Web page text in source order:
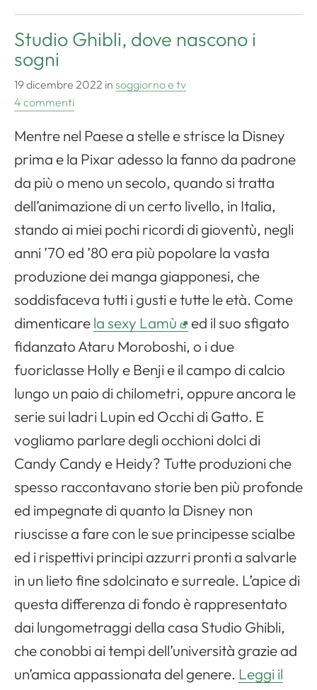
Studio Ghibli, dove nascono i
sogni
19 dicembre 2022 in soggiorno e tv
4 commenti
Mentre nel Paese a stelle e strisce la Disney
prima e la Pixar adesso la fanno da padrone
da più o meno un secolo, quando si tratta
dell’animazione di un certo livello, in Italia,
stando ai miei pochi ricordi di gioventù, negli
anni ’70 ed ’80 era più popolare la vasta
produzione dei manga giapponesi, che
soddisfaceva tutti i gusti e tutte le età. Come
dimenticarela sexy Lamù
ed il suo sfigato
fidanzato Ataru Moroboshi, o i due
fuoriclasse Holly e Benji e il campo di calcio
lungo un paio di chilometri, oppure ancora le
serie sui ladri Lupin ed Occhi di Gatto. E
vogliamo parlare degli occhioni dolci di
Candy Candy e Heidy? Tutte produzioni che
spesso raccontavano storie ben più profonde
ed impegnate di quanto la Disney non
riuscisse a fare con le sue principesse scialbe
ed i rispettivi principi azzurri pronti a salvarle
in un lieto fine sdolcinato e surreale. L’apice di
questa differenza di fondo è rappresentato
dai lungometraggi della casa Studio Ghibli,
che conobbi ai tempi dell’università grazie ad
un’amica appassionata del genere. Leggi il
Apri il menu di navigazione